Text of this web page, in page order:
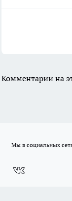
Комментарии на
Мы в социальных